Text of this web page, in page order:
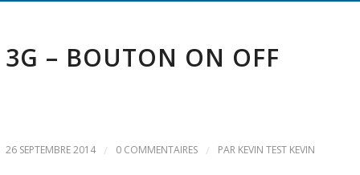
3G – BOUTON ON OFF
26 SEPTEMBRE 2014 / 0 COMMENTAIRES / PAR KEVIN TEST KEVIN